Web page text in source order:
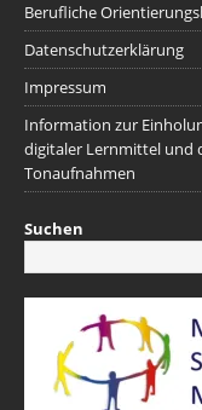
Berufliche
Datenschutzerklärung
Impressum
Information zur
digitaler Lernmittel und
Tonaufnahmen
Suchen